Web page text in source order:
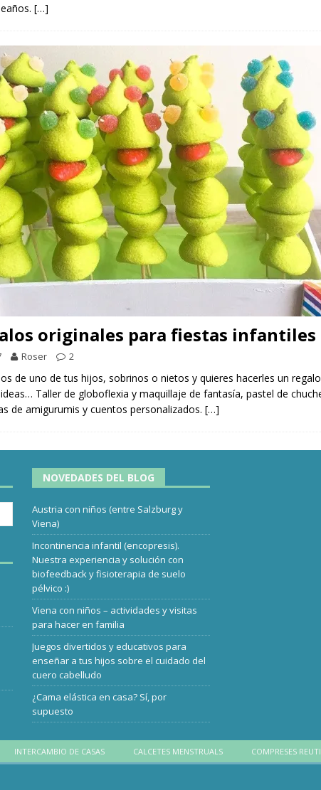
[…]
originales para fiestas infantiles
Roser 2
de uno de tus hijos, sobrinos o nietos y quieres hacerles un
Taller de globoflexia y maquillaje de fantasía, pastel de
de amigurumis y cuentos personalizados. […]
NOVEDADES DEL BLOG
Austria con niños (entre Salzburg y
Viena)
Incontinencia infantil (encopresis).
Nuestra experiencia y solución con
biofeedback y fisioterapia de suelo
pélvico :)
Viena con niños – actividades y visitas
para hacer en familia
Juegos divertidos y educativos para
enseñar a tus hijos sobre el cuidado del
cuero cabelludo
¿Cama elástica en casa? Sí, por
supuesto
INTERCAMBIO DE CASAS CALCETES MENSTRUALS COMPRESES